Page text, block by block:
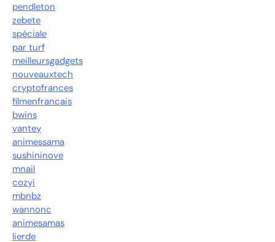
pendleton
zebete
spéciale
par turf
meilleursgadgets
nouveauxtech
cryptofrances
filmenfrancais
bwins
vantey
animessama
sushininove
mnail
cozyi
mbnbz
wannonc
animesamas
lierde